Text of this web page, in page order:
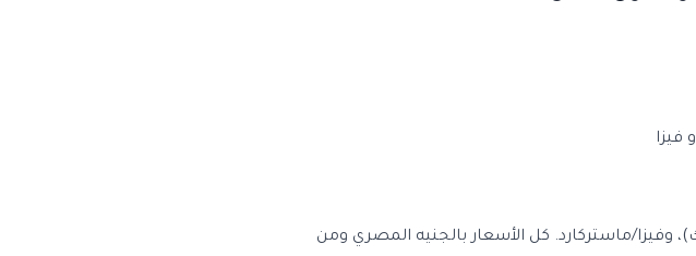
فيزا
ماستركارد. كل الأسعار بالجنيه المصري ومن